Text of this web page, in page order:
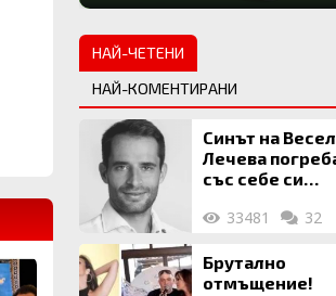
НАЙ-ЧЕТЕНИ
НАЙ-КОМЕНТИРАНИ
Синът на
Лечева
със себе си
млн. евро
33481 32
Брутално
отмъщение!